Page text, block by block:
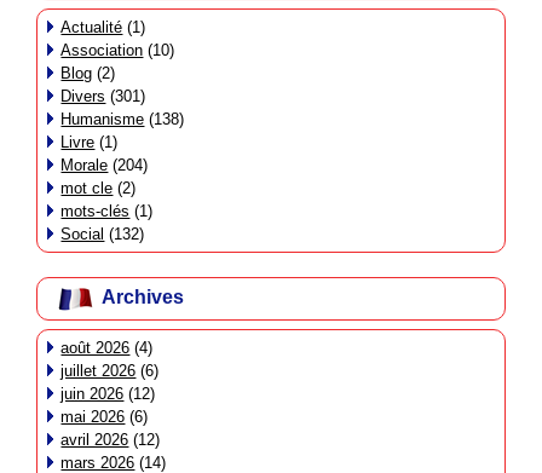
Actualité (1)
Association (10)
Blog (2)
Divers (301)
Humanisme (138)
Livre (1)
Morale (204)
mot cle (2)
mots-clés (1)
Social (132)
Archives
août 2026 (4)
juillet 2026 (6)
juin 2026 (12)
mai 2026 (6)
avril 2026 (12)
mars 2026 (14)